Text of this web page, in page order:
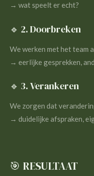
→ wat speelt er echt?
🔹 2. Doorbreken
We werken met het team
→ eerlijke gesprekken,
🔹 3. Verankeren
We zorgen dat
→ duidelijke afspraken,
🎯 RESULTAAT